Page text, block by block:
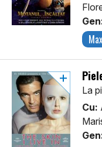
Max
La
Cu: